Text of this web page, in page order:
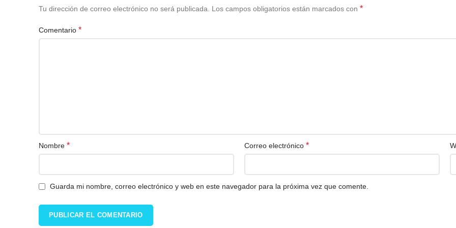
Tu dirección de correo electrónico no será publicada. Los campos obligatorios están marcados con *
Comentario *
Nombre * Correo electrónico *
Guarda mi nombre, correo electrónico y web en este navegador para la próxima vez que comente.